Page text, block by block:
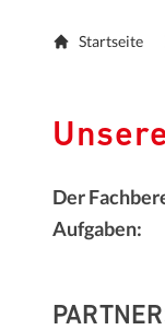
Startseite
Der
Aufgaben: